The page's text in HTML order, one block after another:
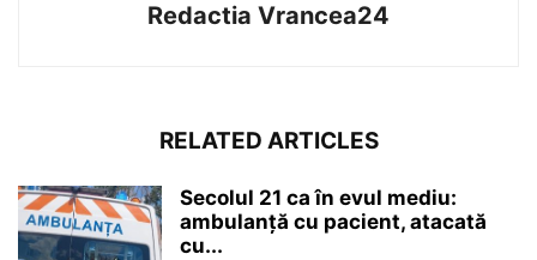
Redactia Vrancea24
RELATED ARTICLES
Secolul 21 ca în evul mediu:
ambulanță cu pacient, atacată
cu...